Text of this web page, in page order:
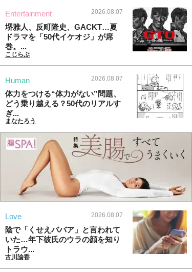
Entertainment 2026.08.07
堺雅人、反町隆史、GACKT…夏
ドラマを「50代イケオジ」が席
巻。...
こじらぶ
Human 2026.08.07
体力をつける“体力がない”問題、
どう乗り越える？50代のリアルす
ぎ...
まなたろう
Love 2026.08.07
陰で「くせえババア」と言われて
いた…年下彼氏のウラの顔を知り
トラウ...
古川諭香